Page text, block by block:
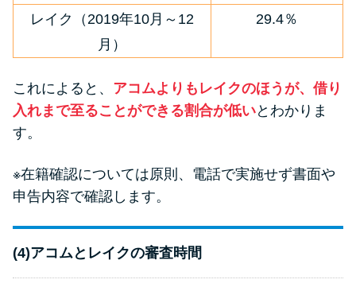
レイク（2019年10月～12
月）
29.4％
これによると、 アコムよりもレイクのほうが、借り
入れまで至ることができる割合が低いとわかりま
す。
※在籍確認については原則、電話で実施せず書面や
申告内容で確認します。
(4)アコムとレイクの審査時間